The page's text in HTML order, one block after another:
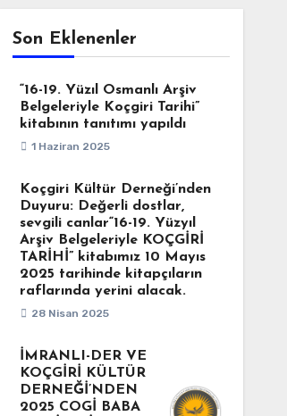
Son Eklenenler
“16-19. Yüzıl Osmanlı Arşiv
Belgeleriyle Koçgiri Tarihi”
kitabının tanıtımı yapıldı
1 Haziran 2025
Koçgiri Kültür Derneği’nden
Duyuru: Değerli dostlar,
sevgili canlar“16-19. Yüzyıl
Arşiv Belgeleriyle KOÇGİRİ
TARİHİ” kitabımız 10 Mayıs
2025 tarihinde kitapçıların
raflarında yerini alacak.
28 Nisan 2025
İMRANLI-DER VE
KOÇGİRİ KÜLTÜR
DERNEĞİ’NDEN
2025 COGİ BABA